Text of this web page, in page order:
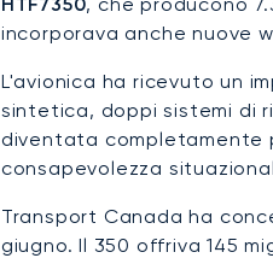
incorporava anche nuove
L'avionica ha ricevuto un
sintetica, doppi sistemi di
diventata completamente
consapevolezza
Transport Canada ha
giugno. Il 350 offriva 145